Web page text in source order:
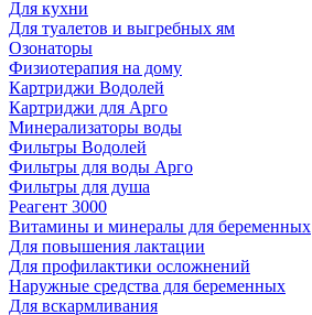
Для кухни
Для туалетов и выгребных ям
Озонаторы
Физиотерапия на дому
Картриджи Водолей
Картриджи для Арго
Минерализаторы воды
Фильтры Водолей
Фильтры для воды Арго
Фильтры для душа
Реагент 3000
Витамины и минералы для беременных
Для повышения лактации
Для профилактики осложнений
Наружные средства для беременных
Для вскармливания